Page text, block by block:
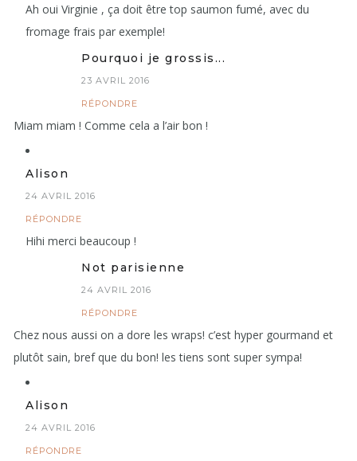
Ah oui Virginie , ça doit être top saumon fumé, avec du
fromage frais par exemple!
Pourquoi je grossis...
23 AVRIL 2016
RÉPONDRE
Miam miam ! Comme cela a l’air bon !
Alison
24 AVRIL 2016
RÉPONDRE
Hihi merci beaucoup !
Not parisienne
24 AVRIL 2016
RÉPONDRE
Chez nous aussi on a dore les wraps! c’est hyper gourmand et
plutôt sain, bref que du bon! les tiens sont super sympa!
Alison
24 AVRIL 2016
RÉPONDRE